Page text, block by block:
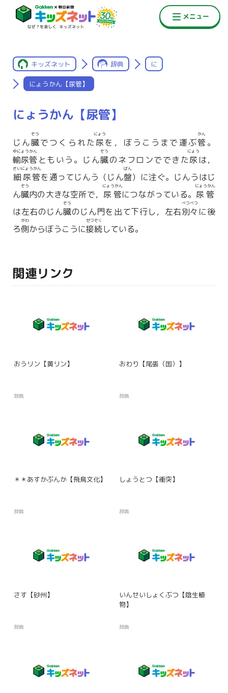
キッズネット 辞典 に
にょうかん【尿管】
にょうかん【尿管】
じん臓
ぞう
でつくられた尿
にょう
を，ぼうこうまで運ぶ管
かん
。
輸尿管
ゆにょうかん
ともいう。じん臓
ぞう
のネフロンでできた尿
にょう
は，
細尿管
さいにょうかん
を通ってじんう（じん盤
ばん
）に注ぐ。じんうはじ
ん臓
ぞう
内の大きな空所で， 尿管
にょうかん
につながっている。 尿管
にょうかん
は左右のじん臓
ぞう
のじん門を出て下行し，左右別々
べつべつ
に後
ろ側
がわ
からぼうこうに接続
せつぞく
している。
関連リンク
おうリン【黄リン】
辞典
おわり【尾張（国）】
辞典
＊＊あすかぶんか【飛鳥文化】
辞典
しょうとつ【衝突】
辞典
さす【砂州】
辞典
いんせいしょくぶつ【陰生植
物】
辞典